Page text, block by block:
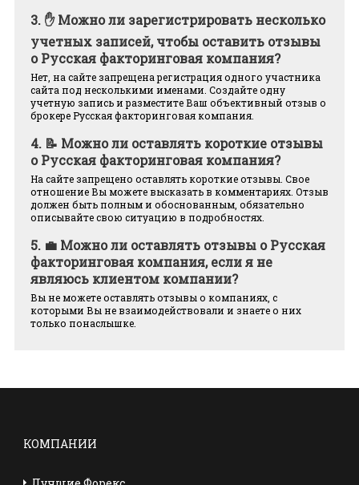
3. ✋ Можно ли зарегистрировать несколько
учетных записей, чтобы оставить отзывы
о Русская факторинговая компания?
Нет, на сайте запрещена регистрация одного участника
сайта под несколькими именами. Создайте одну
учетную запись и разместите Ваш объективный отзыв о
брокере Русская факторинговая компания.
4. 📝 Можно ли оставлять короткие отзывы
о Русская факторинговая компания?
На сайте запрещено оставлять короткие отзывы. Свое
отношение Вы можете высказать в комментариях. Отзыв
должен быть полным и обоснованным, обязательно
описывайте свою ситуацию в подробностях.
5. 💼 Можно ли оставлять отзывы о Русская
факторинговая компания, если я не
являюсь клиентом компании?
Вы не можете оставлять отзывы о компаниях, с
которыми Вы не взаимодействовали и знаете о них
только понаслышке.
КОМПАНИИ